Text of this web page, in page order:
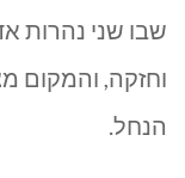
שבו שני נהרות
וחזקה, והמקום
הנחל.